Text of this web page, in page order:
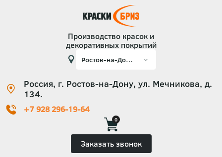
Производство красок и
декоративных покрытий
Россия, г. Ростов-на-Дону, ул. Мечникова, д.
134.
+7 928 296-19-64
0
Заказать звонок